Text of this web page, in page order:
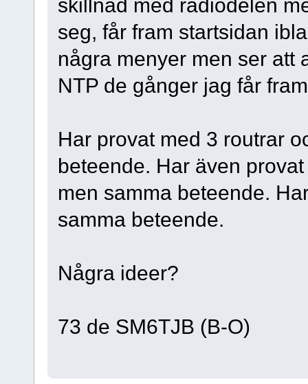
skillnad med radiodelen
seg, får fram startsidan
några menyer men ser att
NTP de gånger jag får
Har provat med 3 routrar
beteende. Har även
men samma beteende.
samma beteende.
Några ideer?
73 de SM6TJB (B-O)